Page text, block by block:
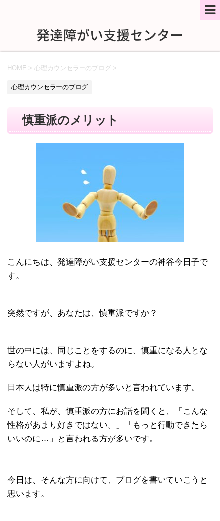
HOME > 心理カウンセラーのブログ >
心理カウンセラーのブログ
慎重派のメリット
こんにちは、発達障がい支援センターの神谷今日子で
す。
突然ですが、あなたは、慎重派ですか？
世の中には、同じことをするのに、慎重になる人とな
らない人がいますよね。
日本人は特に慎重派の方が多いと言われています。
そして、私が、慎重派の方にお話を聞くと、「こんな
性格があまり好きではない。」「もっと行動できたら
いいのに…」と言われる方が多いです。
今日は、そんな方に向けて、ブログを書いていこうと
思います。